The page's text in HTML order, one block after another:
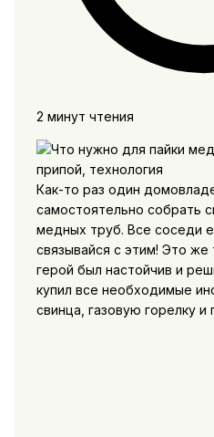
2 минут чтения
Как-то раз один
самостоятельно собрать
медных труб. Все соседи
связывайся с этим! Это
герой был настойчив и
купил все необходимые
свинца, газовую горелку и